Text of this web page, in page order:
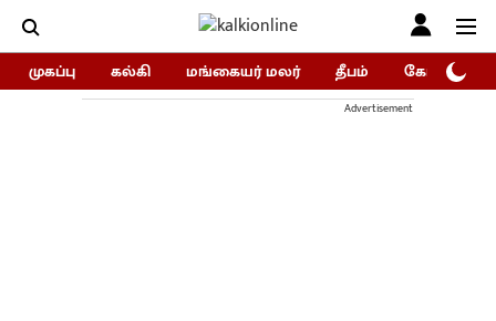
முகப்பு கல்கி மங்கையர் மலர் தீபம் கோகுலம்/
Advertisement